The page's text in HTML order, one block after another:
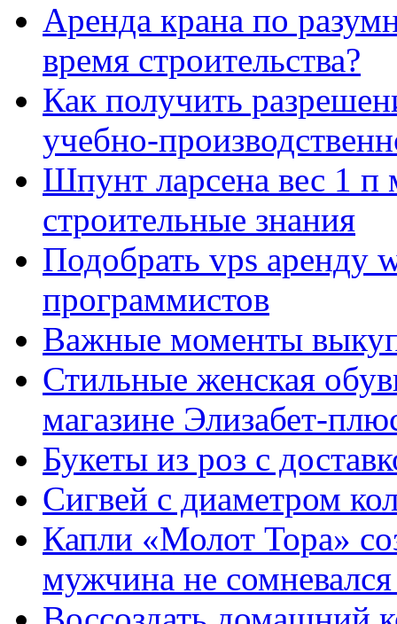
Аренда крана по
время строительства?
Как получить
учебно-
Шпунт ларсена вес 1 п
строительные знания
Подобрать vps аренду
программистов
Важные моменты
Стильные женская
магазине Элизабет-
Букеты из роз с
Сигвей с диаметром
Капли «Молот Тора»
мужчина не